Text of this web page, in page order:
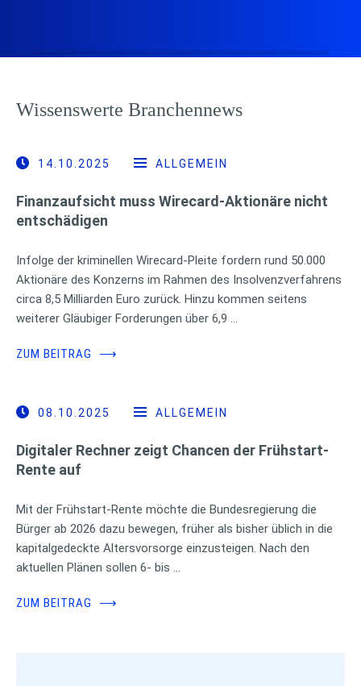
Wissenswerte Branchennews
14.10.2025 ALLGEMEIN
Finanzaufsicht muss Wirecard-Aktionäre nicht
entschädigen
Infolge der kriminellen Wirecard-Pleite fordern rund 50.000
Aktionäre des Konzerns im Rahmen des Insolvenzverfahrens
circa 8,5 Milliarden Euro zurück. Hinzu kommen seitens
weiterer Gläubiger Forderungen über 6,9 …
ZUM BEITRAG ⟶
08.10.2025 ALLGEMEIN
Digitaler Rechner zeigt Chancen der Frühstart-
Rente auf
Mit der Frühstart-Rente möchte die Bundesregierung die
Bürger ab 2026 dazu bewegen, früher als bisher üblich in die
kapitalgedeckte Altersvorsorge einzusteigen. Nach den
aktuellen Plänen sollen 6- bis …
ZUM BEITRAG ⟶